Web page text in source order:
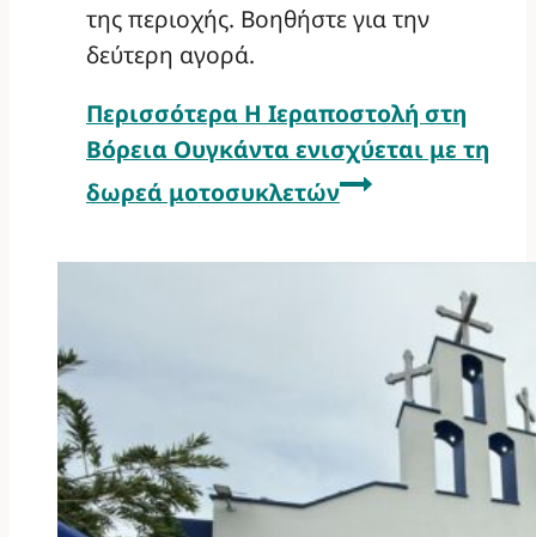
της περιοχής. Βοηθήστε για την
δεύτερη αγορά.
Περισσότερα Η Ιεραποστολή στη
Βόρεια Ουγκάντα ενισχύεται με τη
δωρεά μοτοσυκλετών